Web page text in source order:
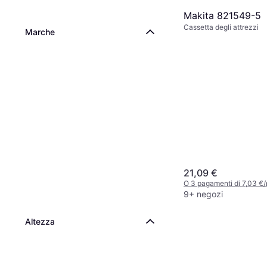
Marche
Altezza
Makita 821549-5
Cassetta degli attrezzi
21,09 €
O 3 pagamenti di 7,03
9+ negozi